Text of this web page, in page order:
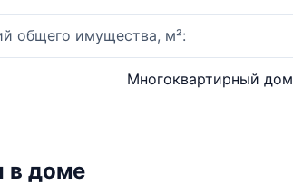
общего имущества, м²:
Многоквартирный дом
в доме